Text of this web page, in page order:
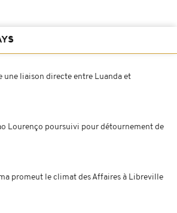
une liaison directe entre Luanda et
Lourenço poursuivi pour détournement de
promeut le climat des Affaires à Libreville